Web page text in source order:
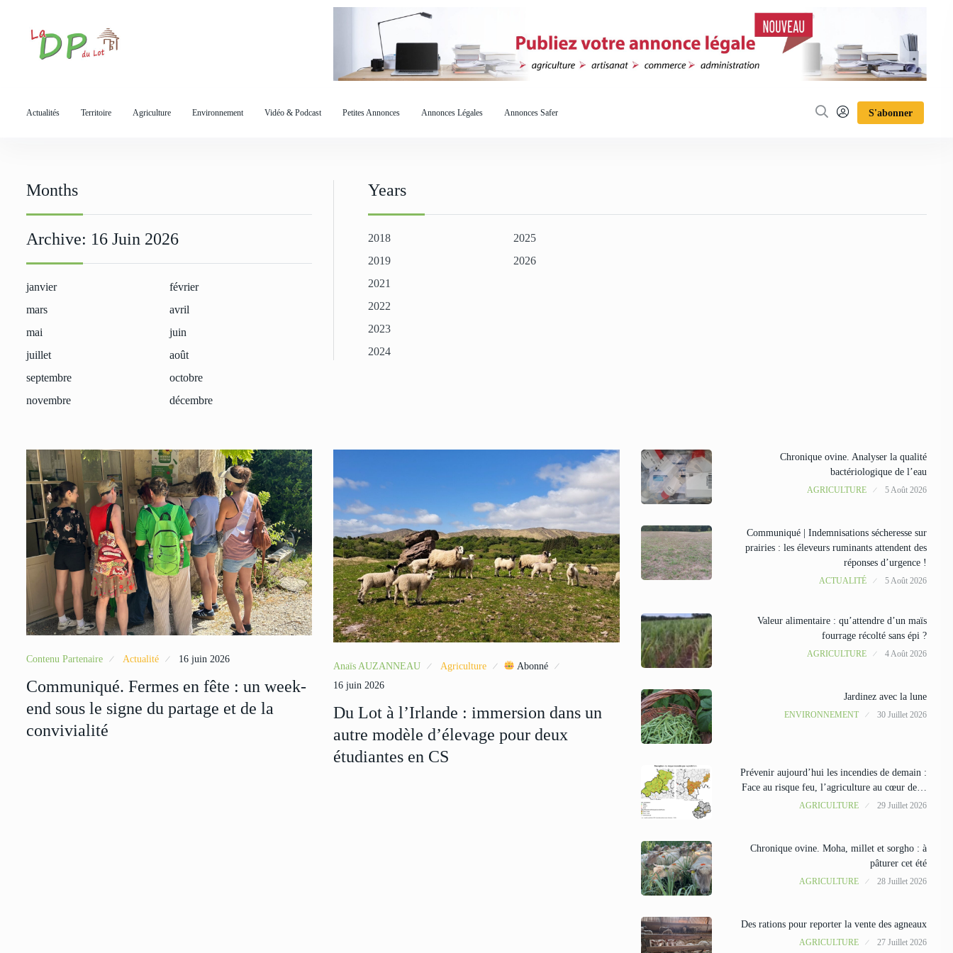
Actualités Territoire Agriculture Environnement Vidéo & Podcast Petites Annonces Annonces Légales Annonces Safer S'abonner
Months
Archive: 16 Juin 2026
janvier
février
mars
avril
mai
juin
juillet
août
septembre
octobre
novembre
décembre
Years
2018
2019
2021
2022
2023
2024
2025
2026
Contenu Partenaire Actualité 16 juin 2026
Communiqué. Fermes en fête : un week-
end sous le signe du partage et de la
convivialité
Anaïs AUZANNEAU Agriculture
Abonné
16 juin 2026
Du Lot à l’Irlande : immersion dans un
autre modèle d’élevage pour deux
étudiantes en CS
Chronique ovine. Analyser la qualité
bactériologique de l’eau
AGRICULTURE 5 Août 2026
Communiqué | Indemnisations sécheresse sur
prairies : les éleveurs ruminants attendent des
réponses d’urgence !
ACTUALITÉ 5 Août 2026
Valeur alimentaire : qu’attendre d’un maïs
fourrage récolté sans épi ?
AGRICULTURE 4 Août 2026
Jardinez avec la lune
ENVIRONNEMENT 30 Juillet 2026
Prévenir aujourd’hui les incendies de demain :
Face au risque feu, l’agriculture au cœur de…
AGRICULTURE 29 Juillet 2026
Chronique ovine. Moha, millet et sorgho : à
pâturer cet été
AGRICULTURE 28 Juillet 2026
Des rations pour reporter la vente des agneaux
AGRICULTURE 27 Juillet 2026